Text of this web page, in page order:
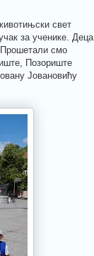
свет
за ученике. Деца
смо
Позориште
Јовановићу